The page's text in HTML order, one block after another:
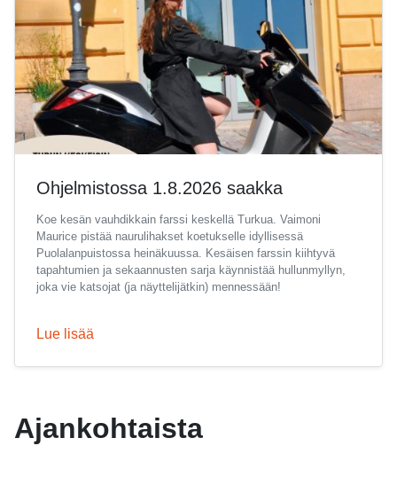
Ajankohtaista
Ohjelmistossa 1.8.2026 saakka
Koe kesän vauhdikkain farssi keskellä Turkua. Vaimoni
Maurice pistää naurulihakset koetukselle idyllisessä
Puolalanpuistossa heinäkuussa. Kesäisen farssin kiihtyvä
tapahtumien ja sekaannusten sarja käynnistää hullunmyllyn,
joka vie katsojat (ja näyttelijätkin) mennessään!
Lue lisää